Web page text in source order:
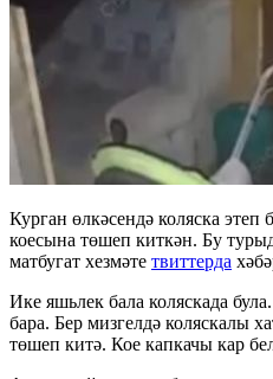
Курган өлкәсендә коляска этеп
коесына төшеп киткән. Бу
матбугат хезмәте твиттерда
Ике яшьлек бала коляскада
бара. Бер мизгелдә коляскалы
төшеп китә. Кое капкачы кар